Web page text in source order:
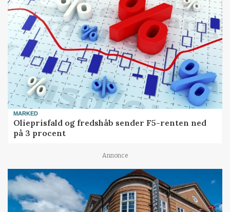
MARKED
Olieprisfald og fredshåb sender F5-renten ned
på 3 procent
Annonce